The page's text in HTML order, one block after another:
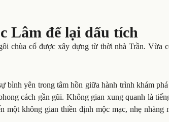
Lâm để lại dấu tích
chùa cổ được xây dựng từ thời nhà Trần. Vừa
yên trong tâm hồn giữa hành trình khám
cách gần gũi. Không gian xung quanh là
một không gian thiền định mộc mạc, nhẹ nhàng